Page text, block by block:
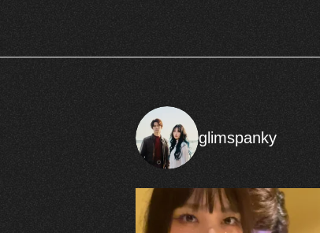
glimspanky